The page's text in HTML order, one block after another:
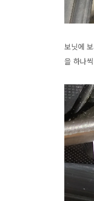
보닛에
을 하나